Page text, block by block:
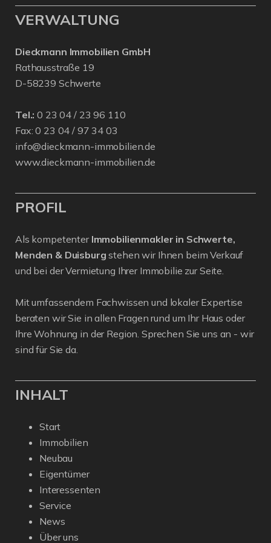
VERWALTUNG
Dieckmann Immobilien GmbH
Rathausstraße 19
D-58239 Schwerte
Tel.: 0 23 04 / 23 96 110
Fax: 0 23 04 / 97 34 03
info@dieckmann-immobilien.de
www.dieckmann-immobilien.de
PROFIL
Als kompetenter Immobilienmakler in Schwerte,
Menden & Duisburg stehen wir Ihnen beim Verkauf
und bei der Vermietung Ihrer Immobilie zur Seite.
Mit umfassendem Fachwissen und lokaler Expertise
beraten wir Sie in allen Fragen rund um Ihr Haus oder
Ihre Wohnung in der Region. Sprechen Sie uns an - wir
sind für Sie da.
INHALT
Start
Immobilien
Neubau
Eigentümer
Interessenten
Service
News
Über uns